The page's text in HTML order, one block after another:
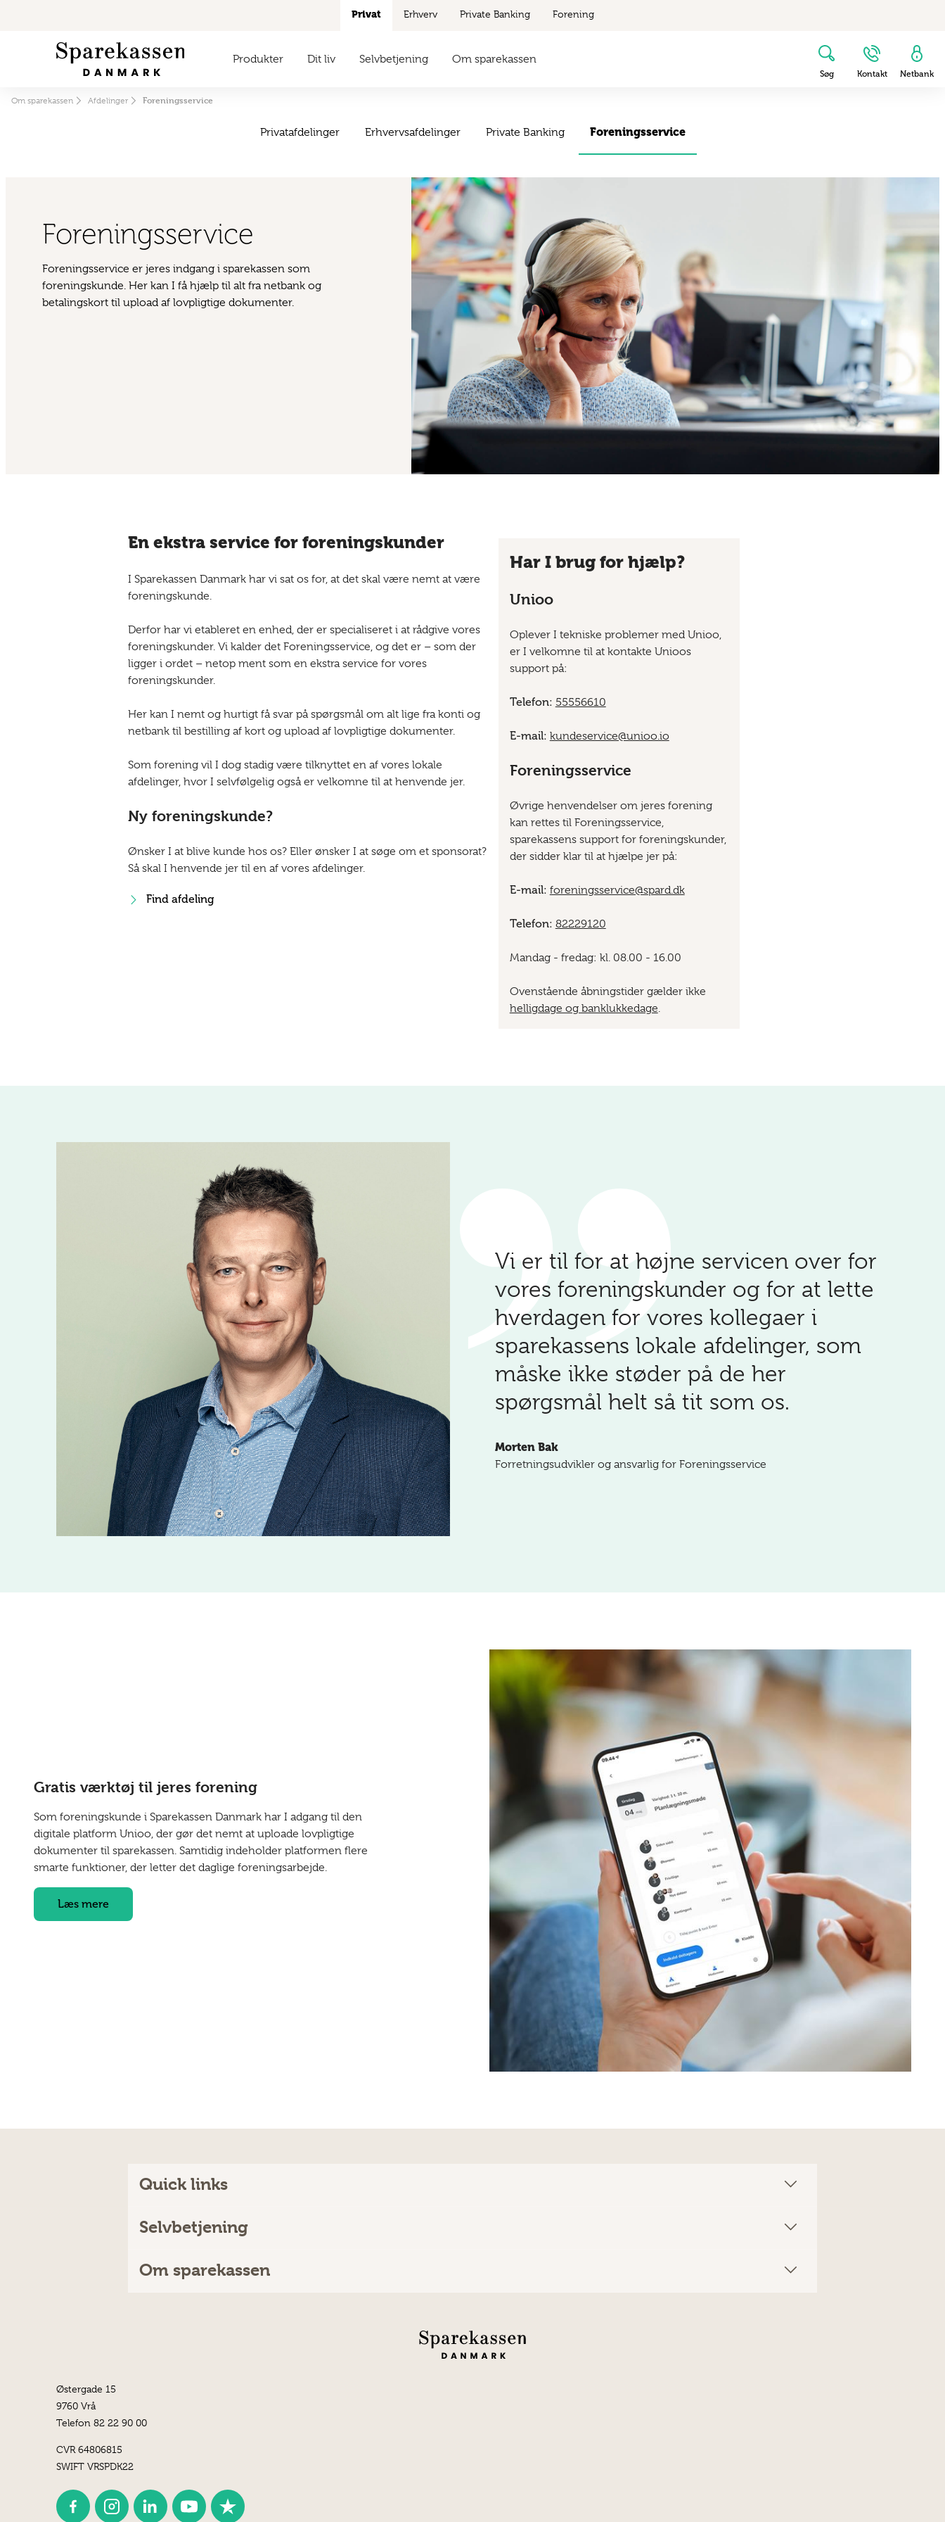
Om sparekassen Afdelinger Foreningsservice
Privat Erhverv Private Banking Forening
Produkter Dit liv Selvbetjening Om sparekassen
Søg Kontakt Netbank
Privatafdelinger Erhvervsafdelinger Private Banking Foreningsservice
Foreningsservice
Foreningsservice er jeres indgang i sparekassen som
foreningskunde. Her kan I få hjælp til alt fra netbank og
betalingskort til upload af lovpligtige dokumenter.
En ekstra service for foreningskunder
I Sparekassen Danmark har vi sat os for, at det skal være nemt at være
foreningskunde.
Derfor har vi etableret en enhed, der er specialiseret i at rådgive vores
foreningskunder. Vi kalder det Foreningsservice, og det er – som der
ligger i ordet – netop ment som en ekstra service for vores
foreningskunder.
Her kan I nemt og hurtigt få svar på spørgsmål om alt lige fra konti og
netbank til bestilling af kort og upload af lovpligtige dokumenter.
Som forening vil I dog stadig være tilknyttet en af vores lokale
afdelinger, hvor I selvfølgelig også er velkomne til at henvende jer.
Ny foreningskunde?
Ønsker I at blive kunde hos os? Eller ønsker I at søge om et sponsorat?
Så skal I henvende jer til en af vores afdelinger.
Find afdeling
Har I brug for hjælp?
Unioo
Oplever I tekniske problemer med Unioo,
er I velkomne til at kontakte Unioos
support på:
Telefon: 55556610
E-mail: kundeservice@unioo.io
Foreningsservice
Øvrige henvendelser om jeres forening
kan rettes til Foreningsservice,
sparekassens support for foreningskunder,
der sidder klar til at hjælpe jer på:
E-mail: foreningsservice@spard.dk
Telefon: 82229120
Mandag - fredag: kl. 08.00 - 16.00
Ovenstående åbningstider gælder ikke
helligdage og banklukkedage.
Vi er til for at højne servicen over for
vores foreningskunder og for at lette
hverdagen for vores kollegaer i
sparekassens lokale afdelinger, som
måske ikke støder på de her
spørgsmål helt så tit som os.
Morten Bak
Forretningsudvikler og ansvarlig for Foreningsservice
Gratis værktøj til jeres forening
Som foreningskunde i Sparekassen Danmark har I adgang til den
digitale platform Unioo, der gør det nemt at uploade lovpligtige
dokumenter til sparekassen. Samtidig indeholder platformen flere
smarte funktioner, der letter det daglige foreningsarbejde.
Læs mere
Quick links
Selvbetjening
Om sparekassen
Østergade 15
9760 Vrå
Telefon 82 22 90 00
CVR 64806815
SWIFT VRSPDK22